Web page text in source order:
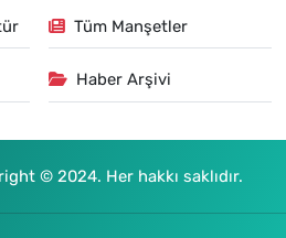
Tüm Manşetler
Haber Arşivi
© 2024. Her hakkı saklıdır.